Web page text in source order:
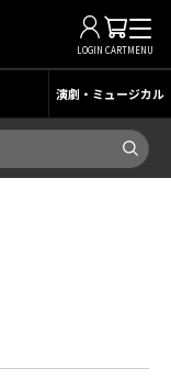
LOGIN CARTMENU
演劇・ミュージカル